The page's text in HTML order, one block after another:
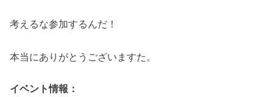
考えるな参加するんだ！
本当にありがとうございますた。
イベント情報：